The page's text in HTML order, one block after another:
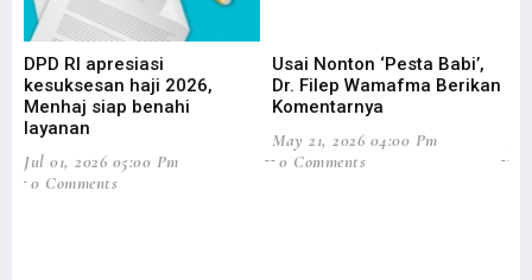
DPD RI apresiasi
kesuksesan haji 2026,
Menhaj siap benahi
layanan
Jul 01, 2026 05:00 Pm
0 Comments
Usai Nonton ‘Pesta Babi’,
Dr. Filep Wamafma Berikan
Komentarnya
May 21, 2026 04:00 Pm
0 Comments